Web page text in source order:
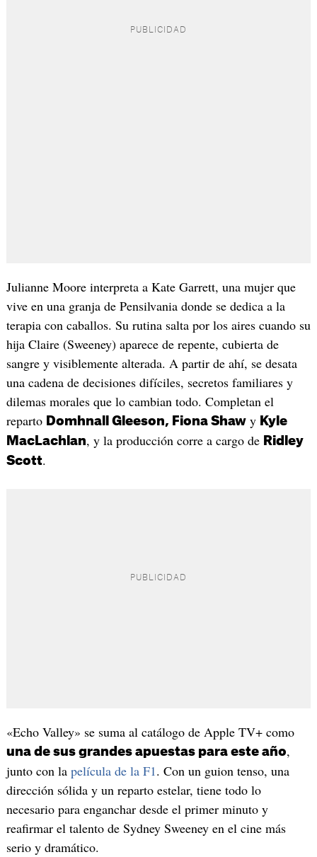
Julianne Moore interpreta a Kate Garrett, una mujer que
vive en una granja de Pensilvania donde se dedica a la
terapia con caballos. Su rutina salta por los aires cuando su
hija Claire (Sweeney) aparece de repente, cubierta de
sangre y visiblemente alterada. A partir de ahí, se desata
una cadena de decisiones difíciles, secretos familiares y
dilemas morales que lo cambian todo. Completan el
reparto Domhnall Gleeson, Fiona Shawy Kyle
MacLachlan, y la producción corre a cargo de Ridley
Scott.
«Echo Valley» se suma al catálogo de Apple TV+ como
una de sus grandes apuestas para este año,
junto con la película de la F1. Con un guion tenso, una
dirección sólida y un reparto estelar, tiene todo lo
necesario para enganchar desde el primer minuto y
reafirmar el talento de Sydney Sweeney en el cine más
serio y dramático.